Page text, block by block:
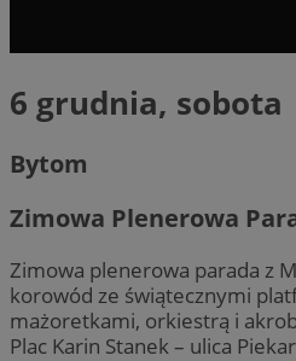
6 grudnia, sobota
Bytom
Zimowa Plenerowa
Zimowa plenerowa parada z
korowód ze świątecznymi
mażoretkami, orkiestrą i
Plac Karin Stanek – ulica